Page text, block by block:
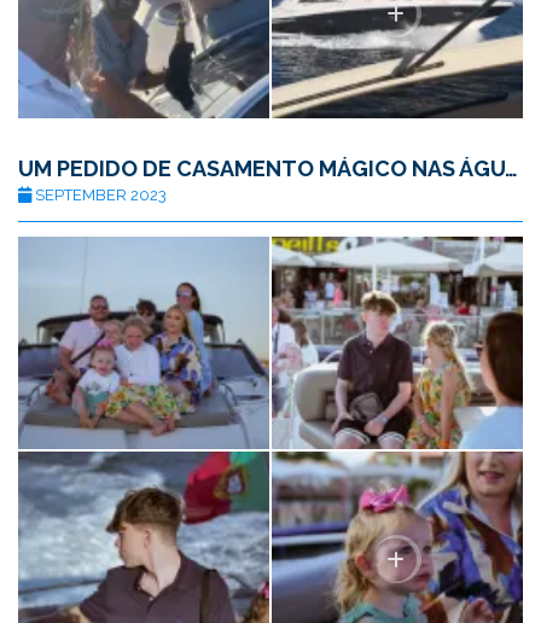
UM PEDIDO DE CASAMENTO MÁGICO NAS ÁGUAS DO ALGARVE
SEPTEMBER 2023